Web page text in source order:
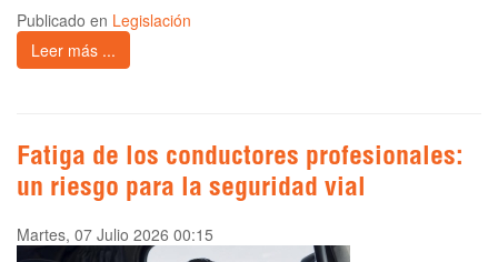
Publicado en Legislación
Leer más ...
Fatiga de los conductores profesionales:
un riesgo para la seguridad vial
Martes, 07 Julio 2026 00:15